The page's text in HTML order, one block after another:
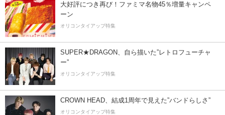
大好評につき再び！ファミマ名物45％増量キャンペ
ーン
オリコンタイアップ特集
SUPER★DRAGON、自ら描いた”レトロフューチャ
ー”
オリコンタイアップ特集
CROWN HEAD、結成1周年で見えた”バンドらしさ”
オリコンタイアップ特集